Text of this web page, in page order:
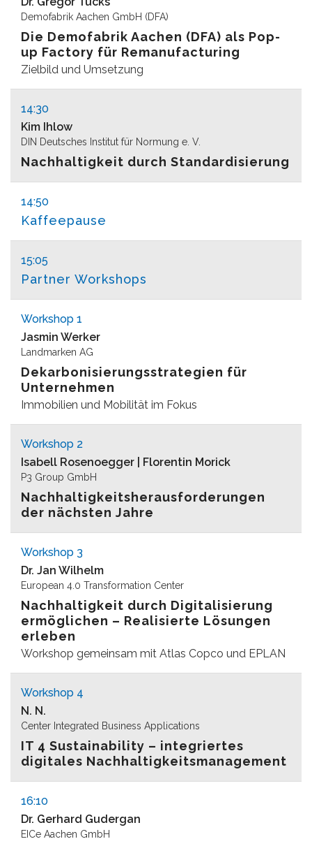
Demofabrik Aachen GmbH (DFA)
Die Demofabrik Aachen (DFA) als Pop-
up Factory für Remanufacturing
Zielbild und Umsetzung
14:30
Kim Ihlow
DIN Deutsches Institut für Normung e. V.
Nachhaltigkeit durch Standardisierung
14:50
Kaffeepause
15:05
Partner Workshops
Workshop 1
Jasmin Werker
Landmarken AG
Dekarbonisierungsstrategien für
Unternehmen
Immobilien und Mobilität im Fokus
Workshop 2
Isabell Rosenoegger | Florentin Morick
P3 Group GmbH
Nachhaltigkeitsherausforderungen
der nächsten Jahre
Workshop 3
Dr. Jan Wilhelm
European 4.0 Transformation Center
Nachhaltigkeit durch Digitalisierung
ermöglichen – Realisierte Lösungen
erleben
Workshop gemeinsam mit Atlas Copco und EPLAN
Workshop 4
N. N.
Center Integrated Business Applications
IT 4 Sustainability – integriertes
digitales Nachhaltigkeitsmanagement
16:10
Dr. Gerhard Gudergan
EICe Aachen GmbH